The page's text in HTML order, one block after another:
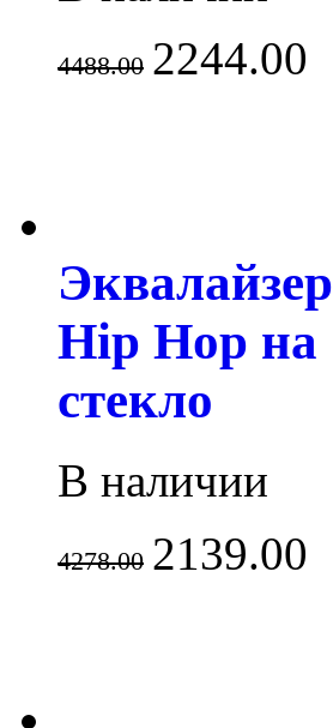
4488.00 2244.00
Эквалайзер
Hip Hop на
стекло
В наличии
4278.00 2139.00